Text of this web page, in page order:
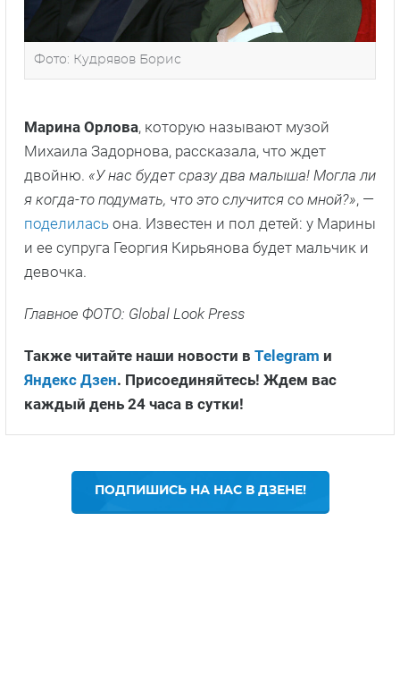
Фото: Кудрявов Борис
Марина Орлова, которую называют музой
Михаила Задорнова, рассказала, что ждет
двойню. «У нас будет сразу два малыша! Могла ли
я когда-то подумать, что это случится со мной?», —
поделилась она. Известен и пол детей: у Марины
и ее супруга Георгия Кирьянова будет мальчик и
девочка.
Главное ФОТО: Global Look Press
Также читайте наши новости в Telegram и
Яндекс Дзен. Присоединяйтесь! Ждем вас
каждый день 24 часа в сутки!
ПОДПИШИСЬ НА НАС В ДЗЕНЕ!